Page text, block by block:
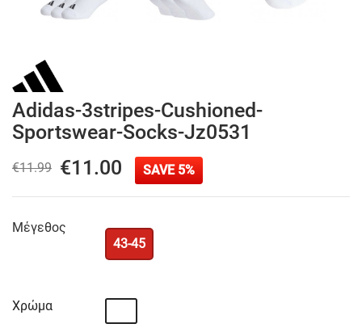
Adidas-3stripes-Cushioned-
Sportswear-Socks-Jz0531
€11.99 €11.00 SAVE 5%
Μέγεθος
43-45
Χρώμα